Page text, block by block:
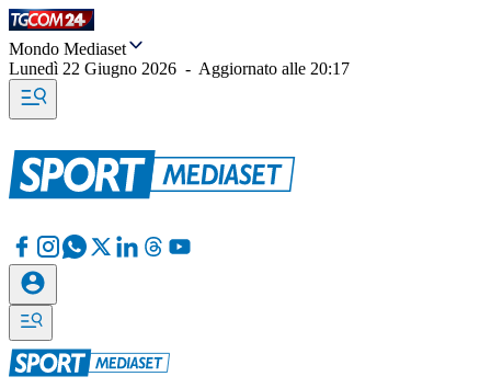
Mondo Mediaset
Lunedì 22 Giugno 2026 - Aggiornato alle 20:17